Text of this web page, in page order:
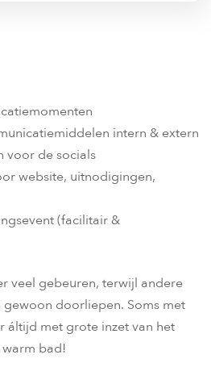
intern & extern
voor de socials
website, uitnodigingen,
(facilitair &
veel gebeuren, terwijl andere
doorliepen. Soms met
áltijd met grote inzet van het
warm bad!